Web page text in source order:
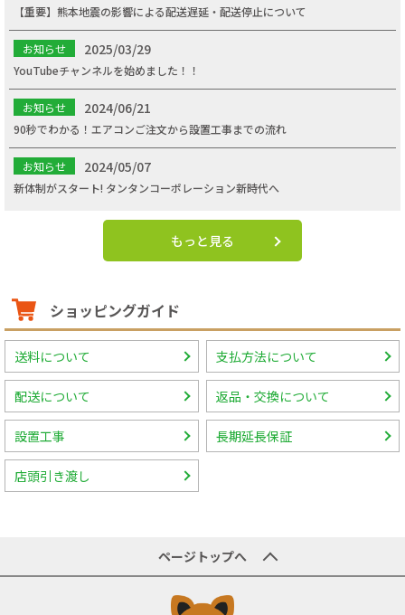
【重要】熊本地震の影響による配送遅延・配送停止について
お知らせ 2025/03/29
YouTubeチャンネルを始めました！！
お知らせ 2024/06/21
90秒でわかる！エアコンご注文から設置工事までの流れ
お知らせ 2024/05/07
新体制がスタート! タンタンコーポレーション新時代へ
もっと見る
ショッピングガイド
送料について 支払方法について
配送について 返品・交換について
設置工事 長期延長保証
店頭引き渡し
ページトップへ